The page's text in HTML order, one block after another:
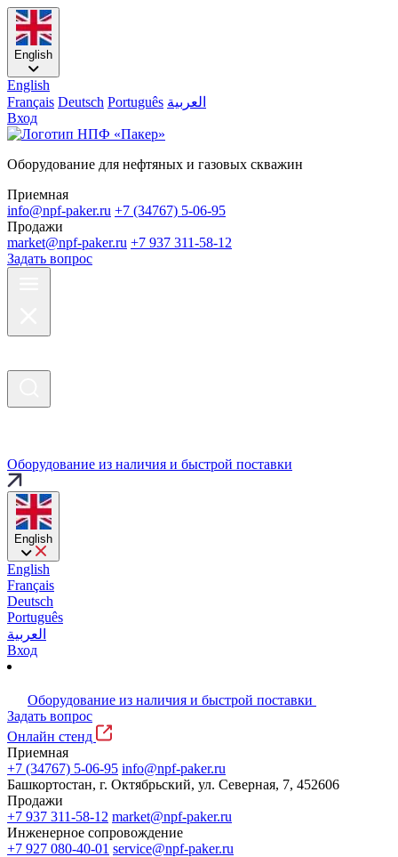
English
English
Français Deutsch Português العربية
Вход
Оборудование для нефтяных и газовых скважин
Приемная
info@npf-paker.ru +7 (34767) 5-06-95
Продажи
market@npf-paker.ru +7 937 311-58-12
Задать вопрос
Оборудование из наличия и быстрой поставки
English
English
Français
Deutsch
Português
العربية
Вход
Оборудование из наличия и быстрой поставки
Задать вопрос
Онлайн стенд
Приемная
+7 (34767) 5-06-95 info@npf-paker.ru
Башкортостан, г. Октябрьский, ул. Северная, 7, 452606
Продажи
+7 937 311-58-12 market@npf-paker.ru
Инженерное сопровождение
+7 927 080-40-01 service@npf-paker.ru